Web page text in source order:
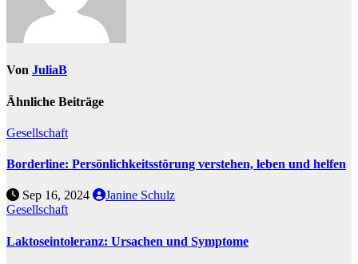
Von JuliaB
Ähnliche Beiträge
Gesellschaft
Borderline: Persönlichkeitsstörung verstehen, leben und helfen
Sep 16, 2024
Janine Schulz
Gesellschaft
Laktoseintoleranz: Ursachen und Symptome